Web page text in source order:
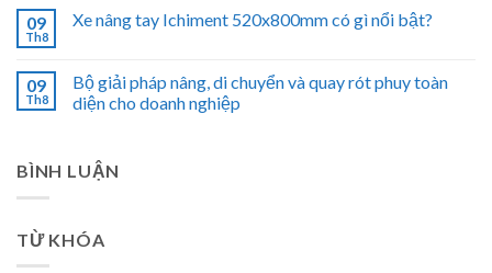
09
Th8
Xe nâng tay Ichiment 520x800mm có gì nổi bật?
09
Th8
Bộ giải pháp nâng, di chuyển và quay rót phuy toàn
diện cho doanh nghiệp
BÌNH LUẬN
TỪ KHÓA